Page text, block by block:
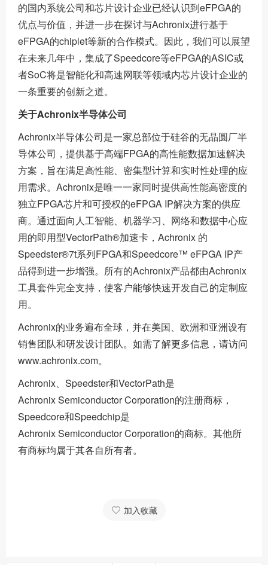
的国内系统公司和芯片设计企业已经认识到eFPGA的
优点与价值，并进一步在探讨与Achronix进行基于
eFPGA的chiplet等新的合作模式。因此，我们可以展望
在未来几年中，集成了Speedcore等eFPGA的ASIC或
者SoC将是智能化和高速网联等领域内芯片设计企业的
一条重要的创新之道。
关于Achronix半导体公司
Achronix半导体公司是一家总部位于硅谷的无晶圆厂半
导体公司，提供基于高端FPGA的高性能数据加速解决
方案，旨在满足高性能、密集型计算和实时性处理的应
用需求。Achronix是唯一一家同时提供高性能高密度的
独立FPGA芯片和可授权的eFPGA IP解决方案的供应
商。通过面向人工智能、机器学习、网络和数据中心应
用的即用型VectorPath®加速卡，Achronix 的
Speedster®7t系列FPGA和Speedcore™ eFPGA IP产
品得到进一步增强。所有的Achronix产品都由Achronix
工具套件完全支持，使客户能够快速开发自己的定制应
用。
Achronix的业务遍布全球，并在美国、欧洲和亚洲设有
销售团队和研发设计团队。如需了解更多信息，请访问
www.achronix.com。
Achronix、Speedster和VectorPath是
Achronix Semiconductor Corporation的注册商标，
Speedcore和Speedchip是
Achronix Semiconductor Corporation的商标。其他所
有商标均属于其各自所有者。
加入收藏